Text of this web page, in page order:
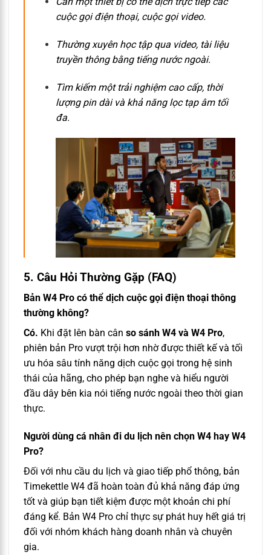
cuộc gọi điện thoại, cuộc gọi video.
Thường xuyên học tập qua video, tài liệu
truyền thông bằng tiếng nước ngoài.
Tìm kiếm một trải nghiệm cao cấp, thời
lượng pin dài và khả năng lọc tạp âm tối
đa.
5. Câu Hỏi Thường Gặp (FAQ)
Bản W4 Pro có thể dịch cuộc gọi điện thoại thông
thường không?
Có. Khi đặt lên bàn cân so sánh W4 và W4 Pro,
phiên bản Pro vượt trội hơn nhờ được thiết kế và tối
ưu hóa sâu tính năng dịch cuộc gọi trong hệ sinh
thái của hãng, cho phép bạn nghe và hiểu người
đầu dây bên kia nói tiếng nước ngoài theo thời gian
thực.
Người dùng cá nhân đi du lịch nên chọn W4 hay W4
Pro?
Đối với nhu cầu du lịch và giao tiếp phổ thông, bản
Timekettle W4 đã hoàn toàn đủ khả năng đáp ứng
tốt và giúp bạn tiết kiệm được một khoản chi phí
đáng kể. Bản W4 Pro chỉ thực sự phát huy hết giá trị
đối với nhóm khách hàng doanh nhân và chuyên
gia.